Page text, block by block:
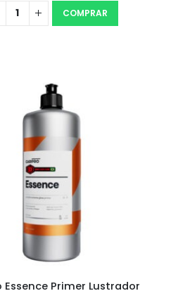
COMPRAR
Essence Primer Lustrador